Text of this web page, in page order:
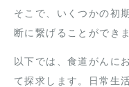
そこで、いくつかの初
断に繋げることができま
以下では、食道がんに
て探求します。日常生